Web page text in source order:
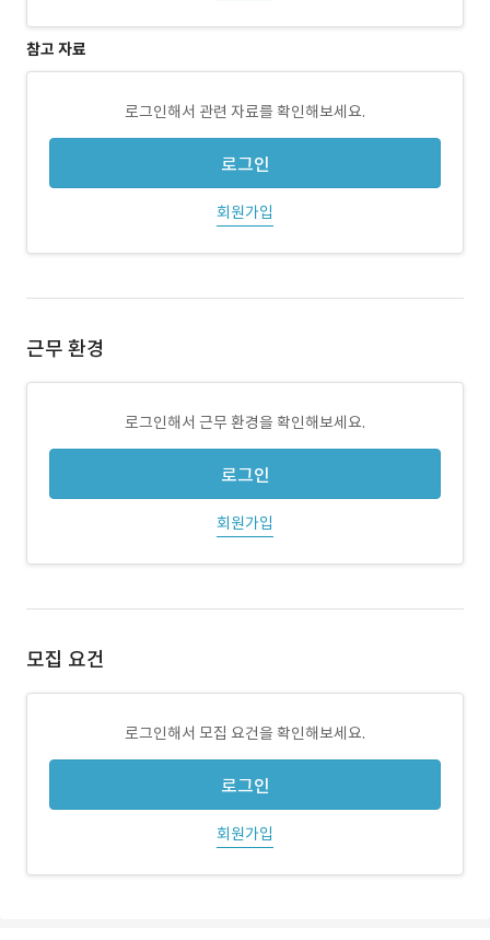
참고 자료
로그인해서 관련 자료를 확인해보세요.
로그인
회원가입
근무 환경
로그인해서 근무 환경을 확인해보세요.
로그인
회원가입
모집 요건
로그인해서 모집 요건을 확인해보세요.
로그인
회원가입